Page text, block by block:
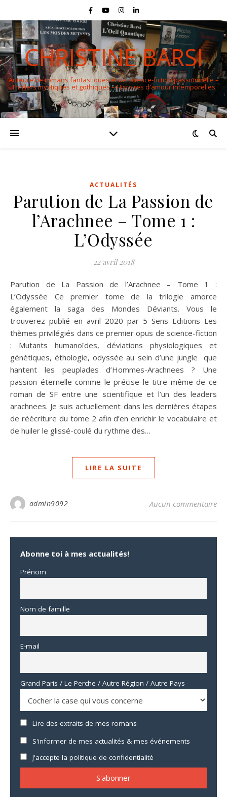
CHRISTINE BARSI
Auteure de romans fantastiques et de science-fiction passionnelle –
Thrillers mystiques et gothiques – Histoires d'amour intemporelles
ACTUALITÉS
Parution de La Passion de
l’Arachnee – Tome 1 :
L’Odyssée
22 avril 2018
Parution de La Passion de l’Arachnee – Tome 1 :
L’Odyssée Ce premier tome de la trilogie amorce
également la saga des Mondes Déviants. Vous le
trouverez publié en avril 2020 par 5 Sens Editions Les
thèmes privilégiés dans ce premier opus de science-fiction
: Mutants humanoïdes, déviations physiologiques et
génétiques, éthologie, odyssée au sein d’une jungle que
hantent les peuplades d’Hommes-Arachnees ? Une
passion éternelle comme le précise le titre même de ce
roman de SF entre une scientifique et l’un des leaders
arachnees. Je suis actuellement dans les dernières étapes
de réécriture du tome 2 afin d’en enrichir le vocabulaire et
de huiler le glissé-coulé du rythme des…
LIRE LA SUITE
admin9092 Aucun commentaire
Abonne toi à mes actualités!
Prénom
Nom de famille
E-mail
Grand Paris / Le Perche / Autre Région / Autre Pays
Lire des extraits de mes romans
S'informer de mes actualités & mes événements
J'accepte la politique de confidentialité